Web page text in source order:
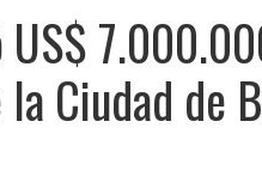
Ciudad de